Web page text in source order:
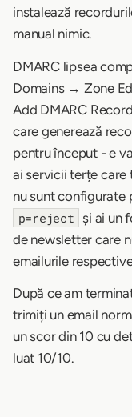
instalează
manual nimic.
DMARC lipsea
Domains → Zone
Add DMARC
care generează
pentru început - e
ai servicii terțe care
nu sunt configurate
p=reject
și ai un
de newsletter care
emailurile
După ce am
trimiți un email
un scor din 10 cu
luat 10/10.